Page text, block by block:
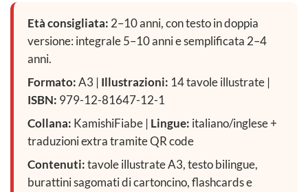
Età consigliata: 2–10 anni, con testo in doppia
versione: integrale 5–10 anni e semplificata 2–4
anni.
Formato:A3 | Illustrazioni: 14 tavole illustrate |
ISBN: 979-12-81647-12-1
Collana: KamishiFiabe | Lingue: italiano/inglese +
traduzioni extra tramite QR code
Contenuti:tavole illustrate A3, testo bilingue,
burattini sagomati di cartoncino, flashcards e